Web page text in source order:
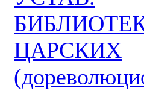
ЦАРСКИХ